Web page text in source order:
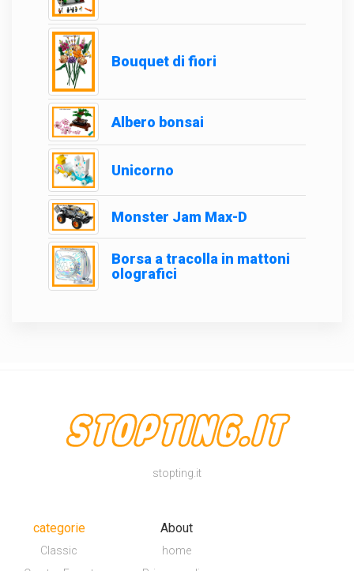
Bouquet di fiori
Albero bonsai
Unicorno
Monster Jam Max-D
Borsa a tracolla in mattoni
olografici
stopting.it
categorie
Classic
About
home